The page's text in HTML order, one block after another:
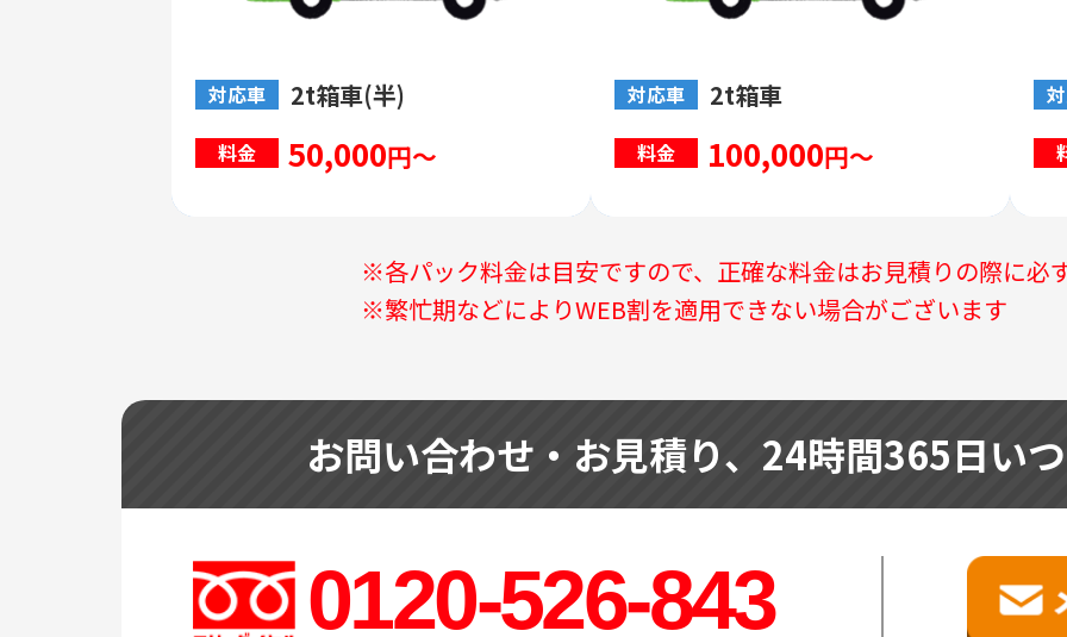
対応車 2t箱車(半)
料金 50,000円～
対応車 2t箱車
料金 100,000円～
※各パック料金は目安ですので、正確な料金はお見積りの際に必
※繁忙期などによりWEB割を適用できない場合がございます
お問い合わせ・お見積り、 24時間365日い
0120-526-843